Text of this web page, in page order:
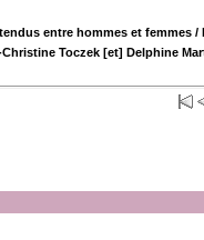
entre hommes et femmes /
Toczek [et] Delphine